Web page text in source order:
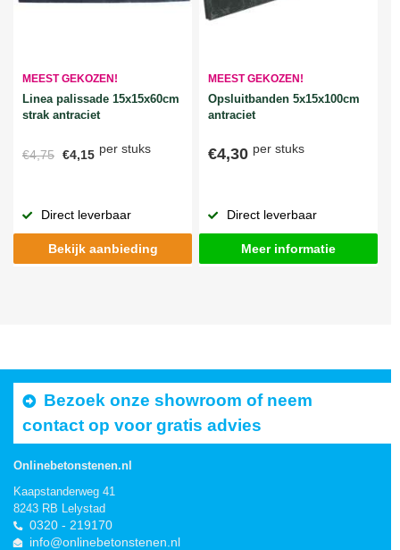
MEEST GEKOZEN!
Linea palissade 15x15x60cm
strak antraciet
€4,75 €4,15 per stuks
Direct leverbaar
Bekijk aanbieding
MEEST GEKOZEN!
Opsluitbanden 5x15x100cm
antraciet
€4,30 per stuks
Direct leverbaar
Meer informatie
Bezoek onze showroom of neem
contact op voor gratis advies
Onlinebetonstenen.nl
Kaapstanderweg 41
8243 RB Lelystad
0320 - 219170
info@onlinebetonstenen.nl